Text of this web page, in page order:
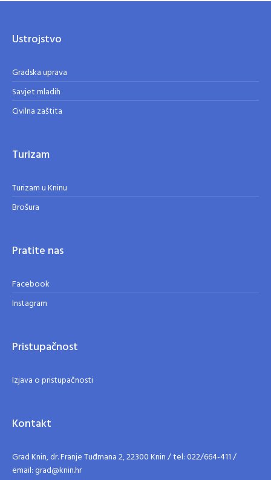
Ustrojstvo
Gradska uprava
Savjet mladih
Civilna zaštita
Turizam
Turizam u Kninu
Brošura
Pratite nas
Facebook
Instagram
Pristupačnost
Izjava o pristupačnosti
Kontakt
Grad Knin, dr. Franje Tuđmana 2, 22300 Knin / tel: 022/664-411 /
email: grad@knin.hr